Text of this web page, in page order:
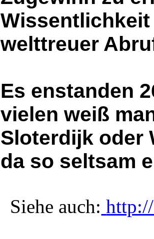
welttreuer
Es enstanden
vielen weiß
Sloterdijk oder
da so seltsam
Siehe auch: